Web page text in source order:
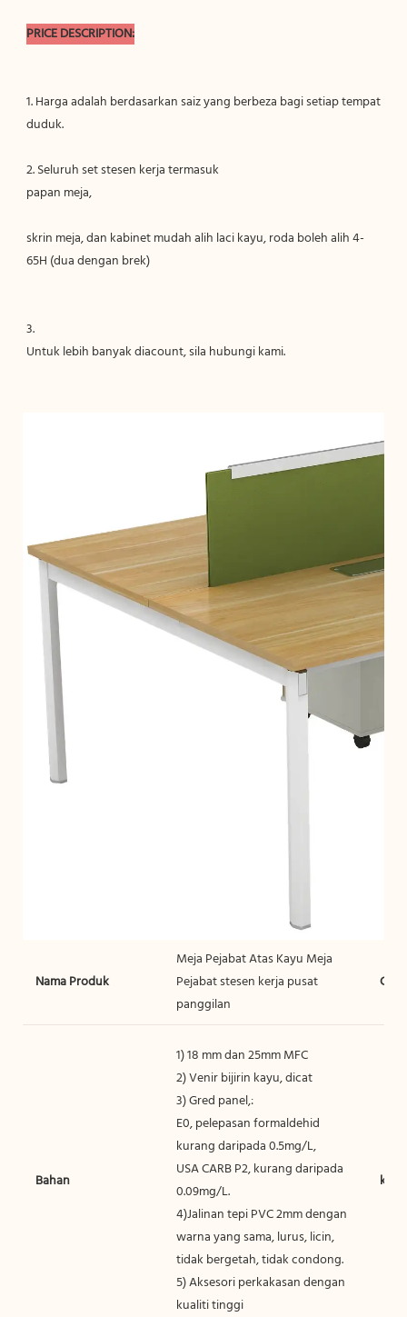
1. Harga adalah berdasarkan saiz yang berbeza bagi setiap tempat
skrin meja, dan kabinet mudah alih laci kayu, roda boleh alih 4-
Nama Produk
Meja Pejabat Atas Kayu Meja
Pejabat stesen kerja pusat
panggilan
Gaya
Bahan
1) 18 mm dan 25mm MFC
2) Venir bijirin kayu, dicat
3) Gred panel,:
E0, pelepasan formaldehid
kurang daripada 0.5mg/L,
USA CARB P2, kurang daripada
0.09mg/L.
4)Jalinan tepi PVC 2mm dengan
warna yang sama, lurus, licin,
tidak bergetah, tidak condong.
5) Aksesori perkakasan dengan
kualiti tinggi